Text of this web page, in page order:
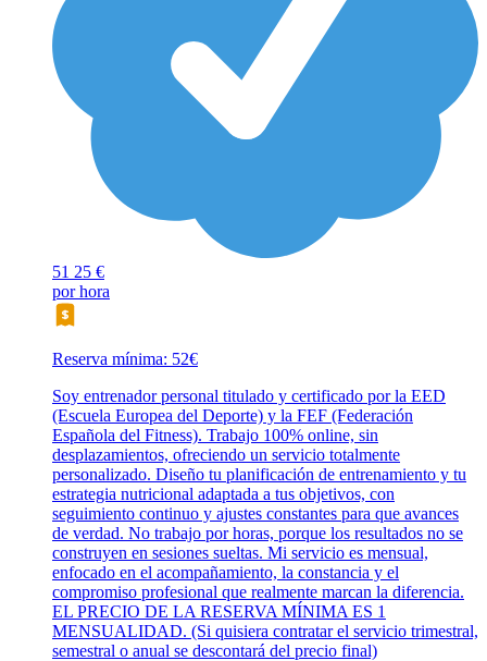
51 25 €
por hora
Reserva mínima: 52€
Soy entrenador personal titulado y certificado por la EED
(Escuela Europea del Deporte) y la FEF (Federación
Española del Fitness). Trabajo 100% online, sin
desplazamientos, ofreciendo un servicio totalmente
personalizado. Diseño tu planificación de entrenamiento y tu
estrategia nutricional adaptada a tus objetivos, con
seguimiento continuo y ajustes constantes para que avances
de verdad. No trabajo por horas, porque los resultados no se
construyen en sesiones sueltas. Mi servicio es mensual,
enfocado en el acompañamiento, la constancia y el
compromiso profesional que realmente marcan la diferencia.
EL PRECIO DE LA RESERVA MÍNIMA ES 1
MENSUALIDAD. (Si quisiera contratar el servicio trimestral,
semestral o anual se descontará del precio final)